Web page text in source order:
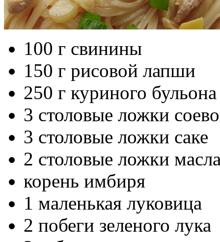
100 г свинины
150 г рисовой лапши
250 г куриного бульона
3 столовые ложки
3 столовые ложки саке
2 столовые ложки
корень имбиря
1 маленькая луковица
2 побеги зеленого лука